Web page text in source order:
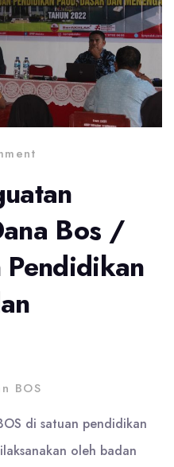
Bos /
BOS
di satuan pendidikan
oleh badan